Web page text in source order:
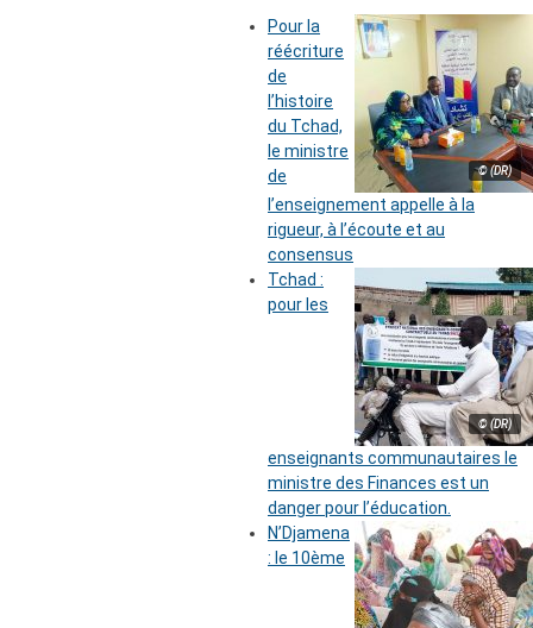
© (DR)
Pour la
réécriture
de
l’histoire
du Tchad,
le ministre
de
l’enseignement appelle à la
rigueur, à l’écoute et au
consensus
© (DR)
Tchad :
pour les
enseignants communautaires le
ministre des Finances est un
danger pour l’éducation.
N’Djamena
: le 10ème